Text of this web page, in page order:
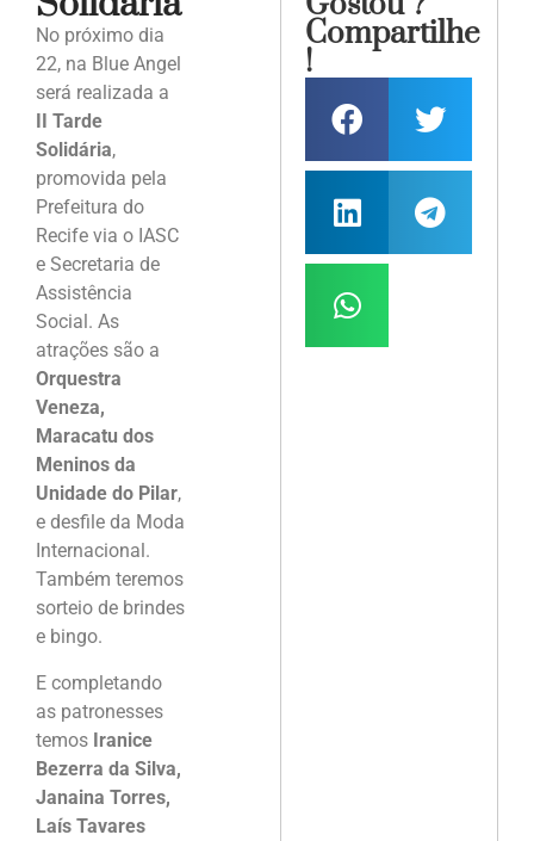
No próximo dia
22, na Blue Angel
será realizada a
II Tarde
Solidária,
promovida pela
Prefeitura do
Recife via o IASC
e Secretaria de
Assistência
Social. As
atrações são a
Orquestra
Veneza,
Maracatu dos
Meninos da
Unidade do Pilar,
e desfile da Moda
Internacional.
Também teremos
sorteio de brindes
e bingo.
E completando
as patronesses
temos Iranice
Bezerra da Silva,
Janaina Torres,
Laís Tavares
Compartilhe
!